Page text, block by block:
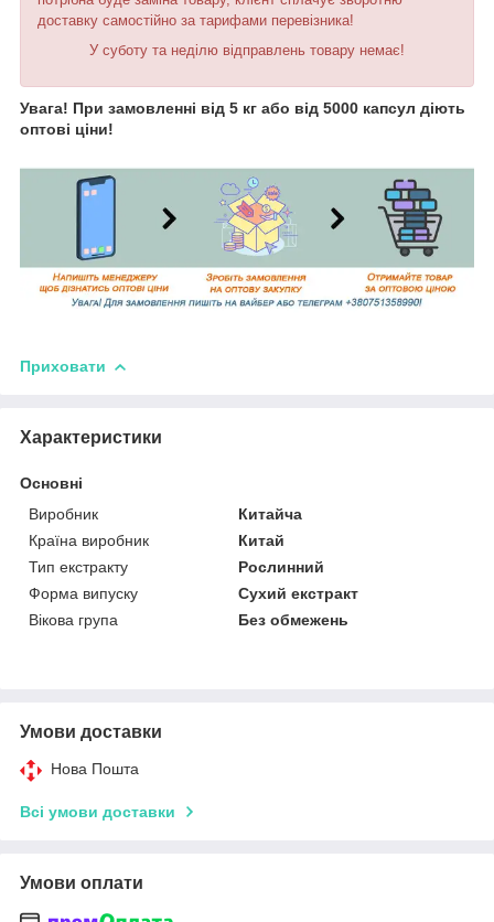
доставку самостійно за тарифами перевізника!
У суботу та неділю відправлень товару немає!
Увага! При замовленні від 5 кг або від 5000 капсул діють
оптові ціни!
Приховати
Характеристики
Основні
Виробник
Китайча
Країна виробник
Китай
Тип екстракту
Рослинний
Форма випуску
Сухий екстракт
Вікова група
Без обмежень
Умови доставки
Нова Пошта
Всі умови доставки
Умови оплати